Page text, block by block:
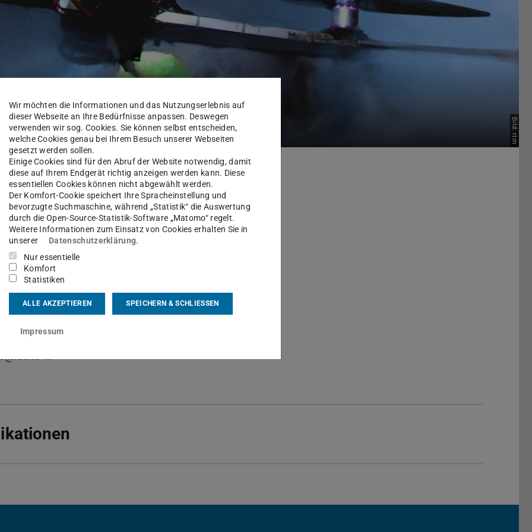
Bild: rtm
Über uns Alumni
Jonathan Hermann
...
Wir möchten die Informationen und das Nutzungserlebnis auf
dieser Webseite an Ihre Bedürfnisse anpassen. Deswegen
verwenden wir sog. Cookies. Sie können selbst entscheiden,
welche Cookies genau bei Ihrem Besuch unserer Webseiten
gesetzt werden sollen.
Einige Cookies sind für den Abruf der Website notwendig, damit
diese auf Ihrem Endgerät richtig anzeigen werden kann. Diese
essentiellen Cookies können nicht abgewählt werden.
Der Komfort-Cookie speichert Ihre Spracheinstellung und
bevorzugte Suchmaschine, während „Statistik“ die Auswertung
durch die Open-Source-Statistik-Software „Matomo“ regelt.
Weitere Informationen zum Einsatz von Cookies erhalten Sie in
unserer
Datenschutzerklärung.
Nur essentielle
Komfort
Statistiken
ALLE AKZEPTIEREN SPEICHERN & SCHLIESSEN
Impressum